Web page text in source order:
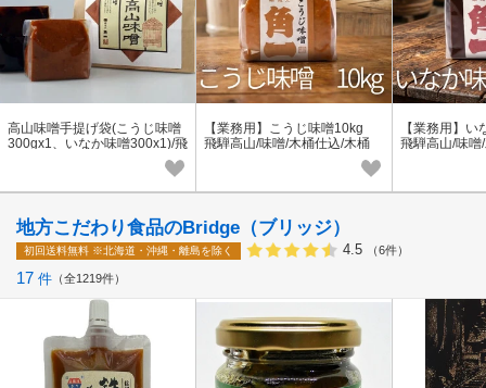
高山味噌手提げ袋(こうじ味噌
300gx1、いなか味噌300x1)/飛
騨高山/味噌/木桶仕込/木桶/お
【業務用】こうじ味噌10kg
飛騨高山/味噌/木桶仕込/木桶
【業務用】
飛騨高山/味噌
地方こだわり食品のBridge（ブリッジ）
初回送料無料 ※北海道・沖縄・離島を除く 4.5 （6件）
17 件 全1219件